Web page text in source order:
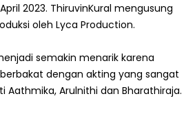
2023. ThiruvinKural mengusung
oleh Lyca Production.
semakin menarik karena
dengan akting yang sangat
Aathmika, Arulnithi dan Bharathiraja.